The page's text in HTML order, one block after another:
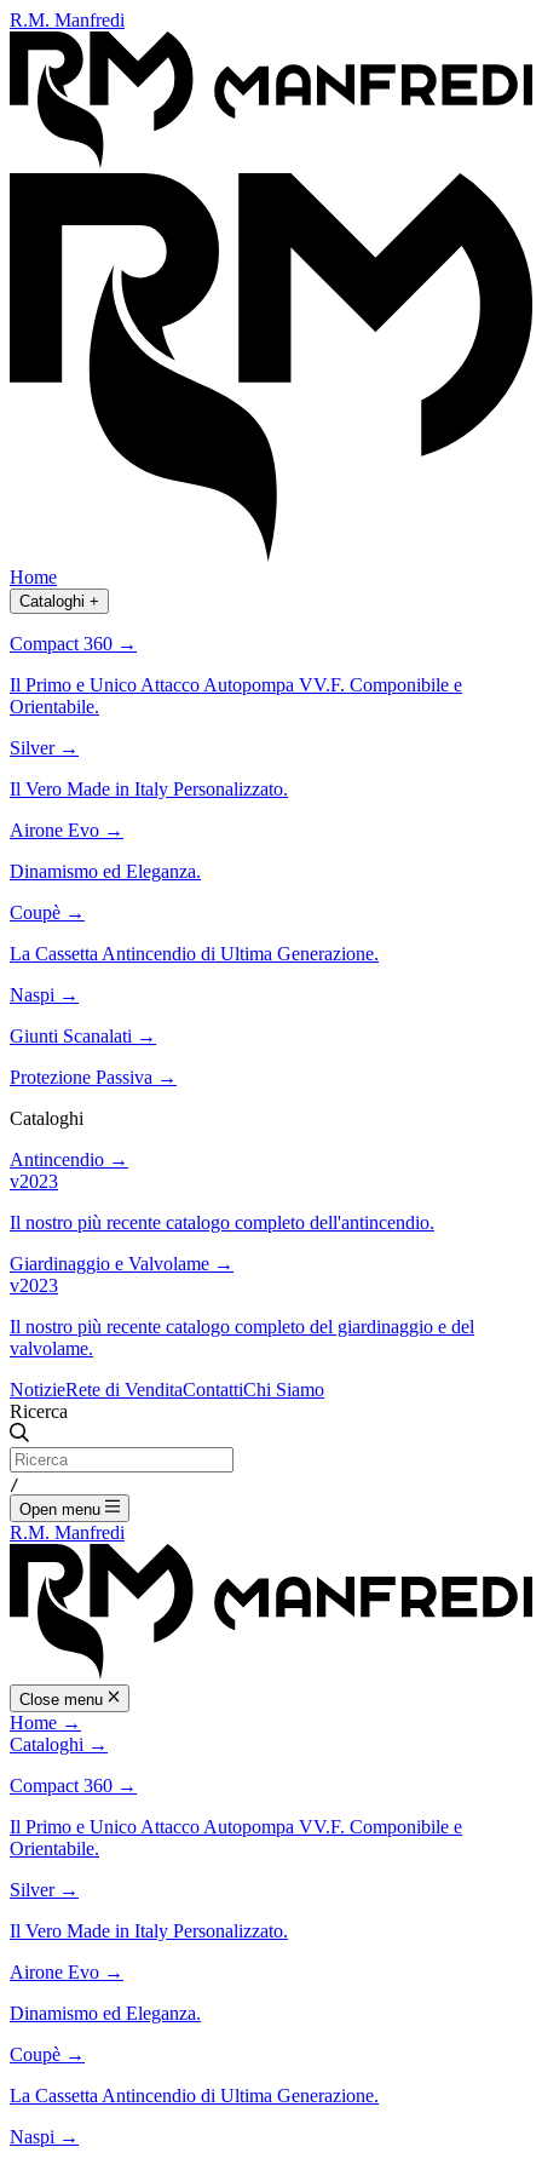
R.M. Manfredi
Home
Cataloghi +
Compact 360 →
Il Primo e Unico Attacco Autopompa VV.F. Componibile e
Orientabile.
Silver →
Il Vero Made in Italy Personalizzato.
Airone Evo →
Dinamismo ed Eleganza.
Coupè →
La Cassetta Antincendio di Ultima Generazione.
Naspi →
Giunti Scanalati →
Protezione Passiva →
Cataloghi
Antincendio →
v2023
Il nostro più recente catalogo completo dell'antincendio.
Giardinaggio e Valvolame →
v2023
Il nostro più recente catalogo completo del giardinaggio e del
valvolame.
NotizieRete di VenditaContattiChi Siamo
Ricerca
/
Open menu
R.M. Manfredi
Close menu
Home →
Cataloghi →
Compact 360 →
Il Primo e Unico Attacco Autopompa VV.F. Componibile e
Orientabile.
Silver →
Il Vero Made in Italy Personalizzato.
Airone Evo →
Dinamismo ed Eleganza.
Coupè →
La Cassetta Antincendio di Ultima Generazione.
Naspi →